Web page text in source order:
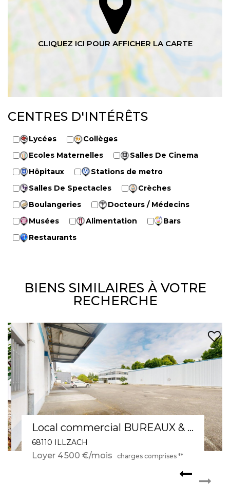
CENTRES D'INTÉRÊTS
Lycées
Collèges
Ecoles Maternelles
Salles De Cinema
Hôpitaux
Stations de metro
Salles De Spectacles
Crèches
Boulangeries
Docteurs / Médecins
Musées
Alimentation
Bars
Restaurants
BIENS SIMILAIRES À VOTRE
RECHERCHE
Local commercial BUREAUX & ENTREPÔT Illzach 1770 m2
68110 ILLZACH
Loyer 4 500 €/mois charges comprises **